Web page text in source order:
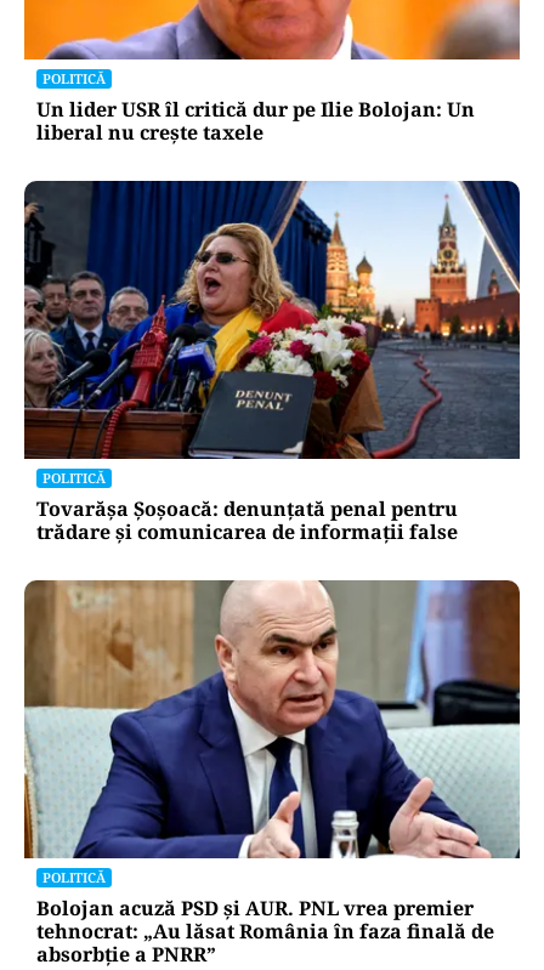
POLITICĂ
Un lider USR îl critică dur pe Ilie Bolojan: Un
liberal nu crește taxele
POLITICĂ
Tovarășa Șoșoacă: denunțată penal pentru
trădare și comunicarea de informații false
POLITICĂ
Bolojan acuză PSD și AUR. PNL vrea premier
tehnocrat: „Au lăsat România în faza finală de
absorbţie a PNRR”